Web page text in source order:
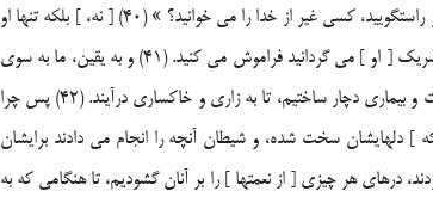
بگو: « به نظر شما، اگر عذاب خدا شما را دررسد يا رستاخيز شما را دريابد، اگر راستگوييد، کسي غير از خدا را مي خوانيد؟ » (40) [ نه، ] بلکه تنها او
را مي خوانيد، و اگر او بخواهد رنج و بلا را از شما دور مي گرداند، و آنچه را شريک [ او ] مي گردانيد فراموش مي کنيد. (41) و به يقين، ما به سوي
امّتهايي که پيش از تو بودند [ پيامبراني ] فرستاديم، و آنان را به تنگي معيشت و بيماري دچار ساختيم، تا به زاري و خاکساري درآيند. (42) پس چرا
دلهايشان سخت شده، و شيطان آنچه را انجام مي دادند برايشان
کردند، درهاي هر چيزي [ از نعمتها ] را بر آنان گشوديم، تا هنگامي که به